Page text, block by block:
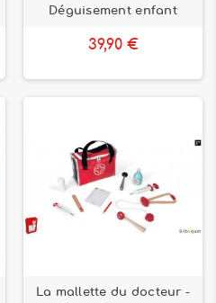
Déguisement enfant
39,90 €
La mallette du docteur -